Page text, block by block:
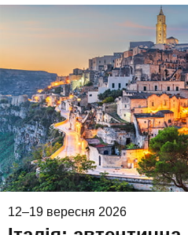
12–19 вересня 2026